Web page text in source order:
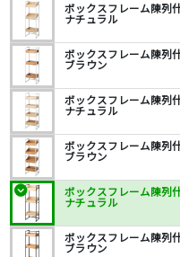
ボックスフレーム陳列
ナチュラル
ボックスフレーム陳列
ブラウン
ボックスフレーム陳列
ナチュラル
ボックスフレーム陳列
ブラウン
ボックスフレーム陳列
ナチュラル
ボックスフレーム陳列
ブラウン